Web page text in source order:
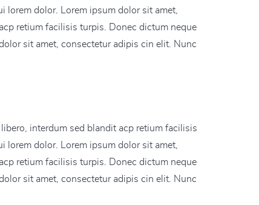
dolor. Lorem ipsum dolor sit amet,
retium facilisis turpis. Donec dictum neque
sit amet, consectetur adipis cin elit. Nunc
interdum sed blandit acp retium facilisis
dolor. Lorem ipsum dolor sit amet,
retium facilisis turpis. Donec dictum neque
sit amet, consectetur adipis cin elit. Nunc